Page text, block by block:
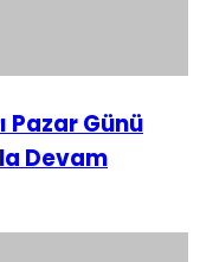
Pazar Günü
Devam